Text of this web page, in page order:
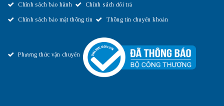
Chính sách bảo hành Chính sách đổi trả
Chính sách bảo mật thông tin Thông tin chuyển khoản
Phương thức vận chuyển